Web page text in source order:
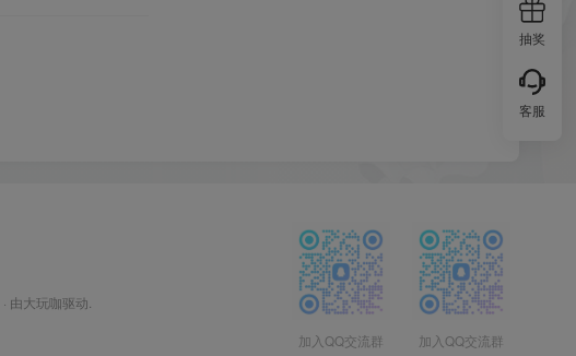
· 由大玩咖驱动.
加入QQ交流群 加入QQ交流群
抽奖
客服